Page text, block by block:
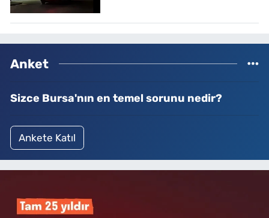
Anket
Sizce Bursa'nın en temel sorunu nedir?
Ankete Katıl